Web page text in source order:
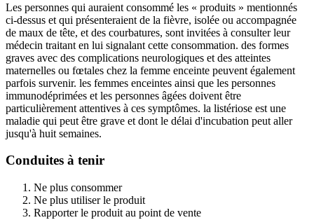
Les personnes qui auraient consommé les « produits » mentionnés
ci-dessus et qui présenteraient de la fièvre, isolée ou accompagnée
de maux de tête, et des courbatures, sont invitées à consulter leur
médecin traitant en lui signalant cette consommation. des formes
graves avec des complications neurologiques et des atteintes
maternelles ou fœtales chez la femme enceinte peuvent également
parfois survenir. les femmes enceintes ainsi que les personnes
immunodéprimées et les personnes âgées doivent être
particulièrement attentives à ces symptômes. la listériose est une
maladie qui peut être grave et dont le délai d'incubation peut aller
jusqu'à huit semaines.
Conduites à tenir
Ne plus consommer
Ne plus utiliser le produit
Rapporter le produit au point de vente